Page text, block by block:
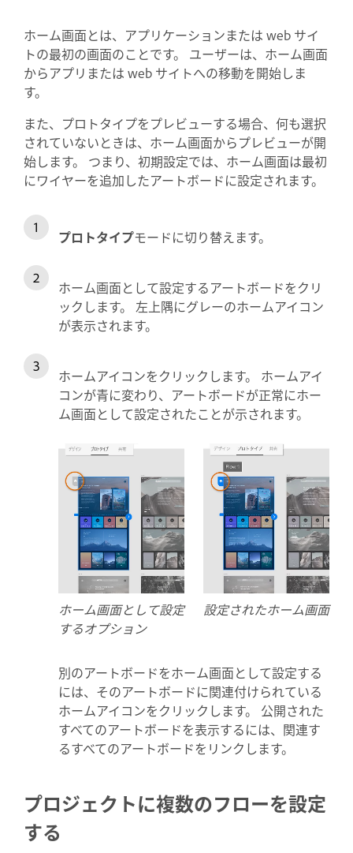
ホーム画面とは、アプリケーションまたは web サイ
トの最初の画面のことです。 ユーザーは、ホーム画面
からアプリまたは web サイトへの移動を開始しま
す。
また、プロトタイプをプレビューする場合、何も選択
されていないときは、ホーム画面からプレビューが開
始します。 つまり、初期設定では、ホーム画面は最初
にワイヤーを追加したアートボードに設定されます。
プロトタイプモードに切り替えます。
ホーム画面として設定するアートボードをクリ
ックします。 左上隅にグレーのホームアイコン
が表示されます。
ホームアイコンをクリックします。 ホームアイ
コンが青に変わり、アートボードが正常にホー
ム画面として設定されたことが示されます。
ホーム画面として設定
するオプション
設定されたホーム画面
別のアートボードをホーム画面として設定する
には、そのアートボードに関連付けられている
ホームアイコンをクリックします。 公開された
すべてのアートボードを表示するには、関連す
るすべてのアートボードをリンクします。
プロジェクトに複数のフローを設定
する